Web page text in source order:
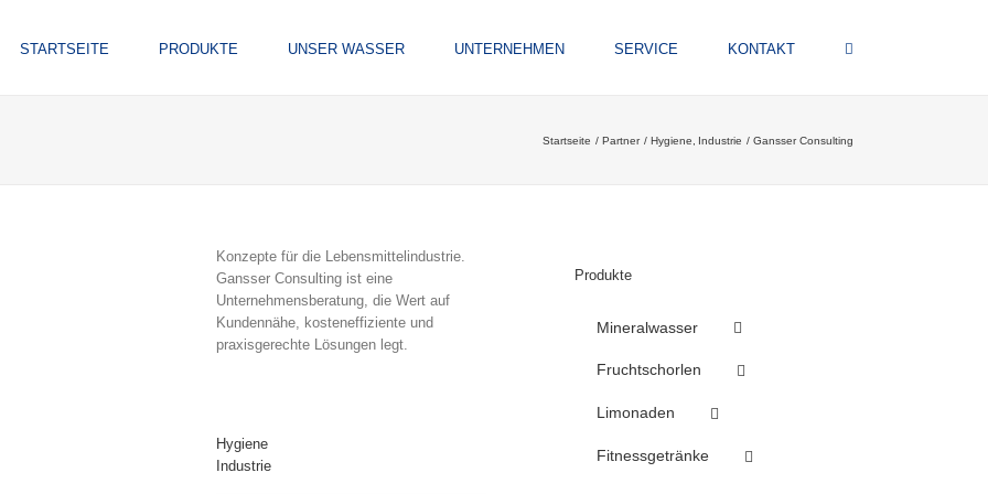
STARTSEITE PRODUKTE UNSER WASSER UNTERNEHMEN SERVICE KONTAKT
Startseite Partner Hygiene Industrie Gansser Consulting
Konzepte für die Lebensmittelindustrie.
Gansser Consulting ist eine
Unternehmensberatung, die Wert auf
Kundennähe, kosteneffiziente und
praxisgerechte Lösungen legt.
Hygiene
Industrie
Produkte
Mineralwasser
Fruchtschorlen
Limonaden
Fitnessgetränke